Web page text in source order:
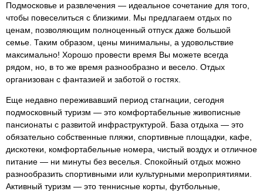
Подмосковье и развлечения — идеальное сочетание для того,
чтобы повеселиться с близкими. Мы предлагаем отдых по
ценам, позволяющим полноценный отпуск даже большой
семье. Таким образом, цены минимальны, а удовольствие
максимально! Хорошо провести время Вы можете всегда
рядом, но, в то же время разнообразно и весело. Отдых
организован с фантазией и заботой о гостях.
Еще недавно переживавший период стагнации, сегодня
подмосковный туризм — это комфортабельные живописные
пансионаты с развитой инфраструктурой. База отдыха — это
обязательно собственные пляжи, спортивные площадки, кафе,
дискотеки, комфортабельные номера, чистый воздух и отличное
питание — ни минуты без веселья. Спокойный отдых можно
разнообразить спортивными или культурными мероприятиями.
Активный туризм — это теннисные корты, футбольные,